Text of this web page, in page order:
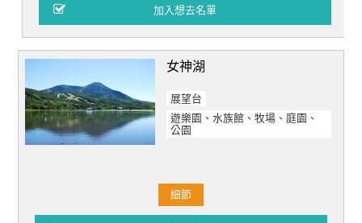
女神湖
展望台
遊樂園、水族館、牧場、庭園、
公園
細節